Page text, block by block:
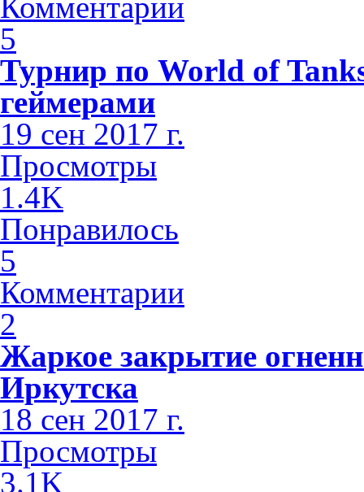
5
Турнир по World of
геймерами
19 сен 2017 г.
Просмотры
1.4K
Понравилось
5
Комментарии
2
Жаркое закрытие
Иркутска
18 сен 2017 г.
Просмотры
3.1K